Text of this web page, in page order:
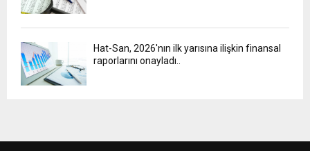
Hat-San, 2026'nın ilk yarısına ilişkin finansal
raporlarını onayladı..